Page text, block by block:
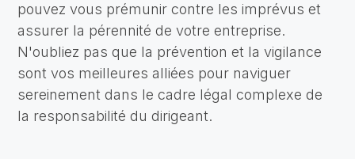
pouvez vous prémunir contre les imprévus et
assurer la pérennité de votre entreprise.
N'oubliez pas que la prévention et la vigilance
sont vos meilleures alliées pour naviguer
sereinement dans le cadre légal complexe de
la responsabilité du dirigeant.